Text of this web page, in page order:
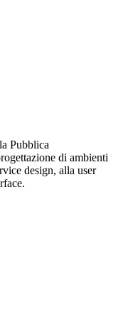
Pubblica
di ambienti
design, alla user